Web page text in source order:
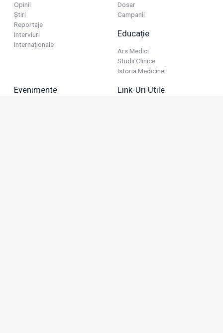
Opinii
Știri
Reportaje
Interviuri
Internaționale
Dosar
Campanii
Educație
Ars Medici
Studii Clinice
Istoria Medicinei
Evenimente Link-Uri Utile